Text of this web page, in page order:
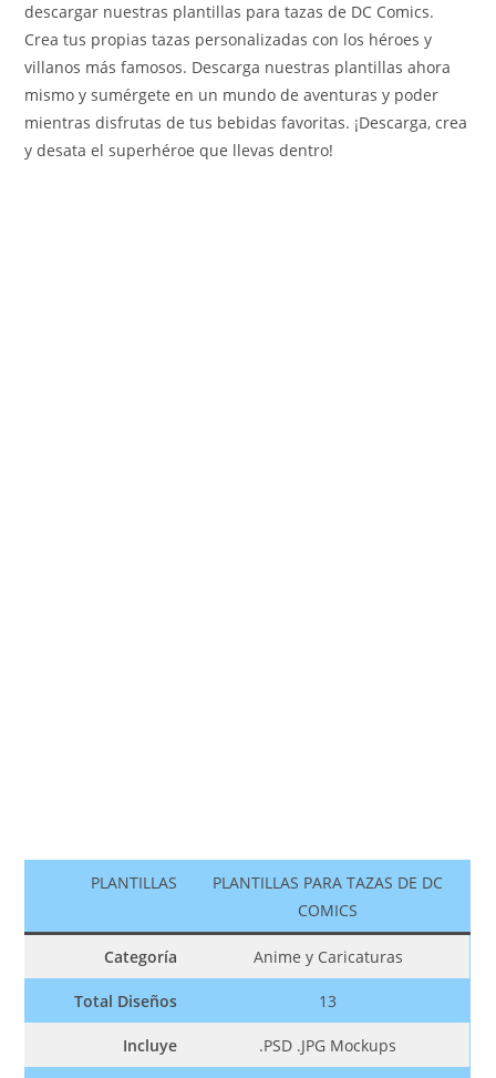
descargar nuestras plantillas para tazas de DC Comics.
Crea tus propias tazas personalizadas con los héroes y
villanos más famosos. Descarga nuestras plantillas ahora
mismo y sumérgete en un mundo de aventuras y poder
mientras disfrutas de tus bebidas favoritas. ¡Descarga, crea
y desata el superhéroe que llevas dentro!
PLANTILLAS
PLANTILLAS PARA TAZAS DE DC
COMICS
Categoría Anime y Caricaturas
Total Diseños 13
Incluye .PSD .JPG Mockups